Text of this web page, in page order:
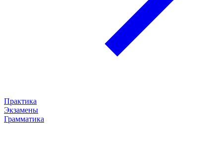
Практика
Экзамены
Грамматика